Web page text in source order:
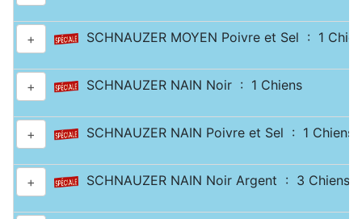
+ SCHNAUZER MOYEN Poivre et Sel : 1
+ SCHNAUZER NAIN Noir : 1 Chiens
+ SCHNAUZER NAIN Poivre et Sel : 1 Chiens
+ SCHNAUZER NAIN Noir Argent : 3 Chiens